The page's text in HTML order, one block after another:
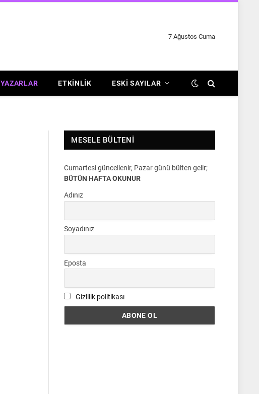
7 Ağustos Cuma
YAZARLAR ETKINLIK ESKI SAYILAR
MESELE BÜLTENI
Cumartesi güncellenir, Pazar günü bülten gelir;
BÜTÜN HAFTA OKUNUR
Adınız
Soyadınız
Eposta
Gizlilik politikası